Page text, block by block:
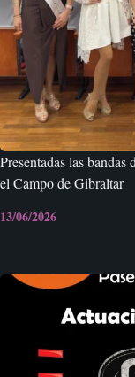
Presentadas las
el Campo de Gibraltar
13/06/2026